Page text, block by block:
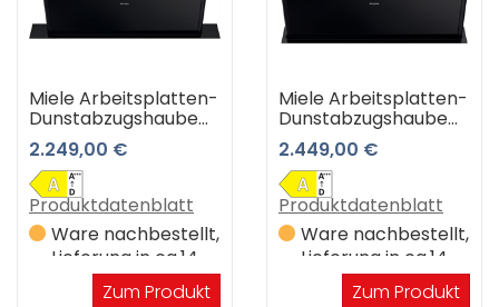
Miele Arbeitsplatten-
Dunstabzugshaube
DAD 4970 Black
Levantar
(obsidianschwarz) 3
Jahre Premiumshop
Garantie
2.249,00 €
Produktdatenblatt
Ware nachbestellt,
Lieferung in ca.14
Werktagen
Zum Produkt
Miele Arbeitsplatten-
Dunstabzugshaube
DAD 4870 Black
Levantar
(obsidianschwarz)
2.449,00 €
Produktdatenblatt
Ware nachbestellt,
Lieferung in ca.14
Werktagen
Zum Produkt